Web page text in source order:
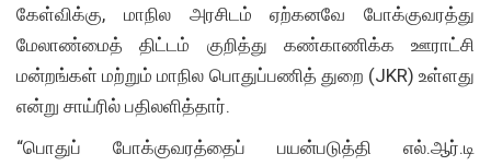
கேள்விக்கு, மாநில அரசிடம் ஏற்கனவே போக்குவரத்து
மேலாண்மைத் திட்டம் குறித்து கண்காணிக்க ஊராட்சி
மன்றங்கள் மற்றும் மாநில பொதுப்பணித் துறை (JKR) உள்ளது
என்று சாய்ரில் பதிலளித்தார்.
“பொதுப் போக்குவரத்தைப் பயன்படுத்தி எல்.ஆர்.டி